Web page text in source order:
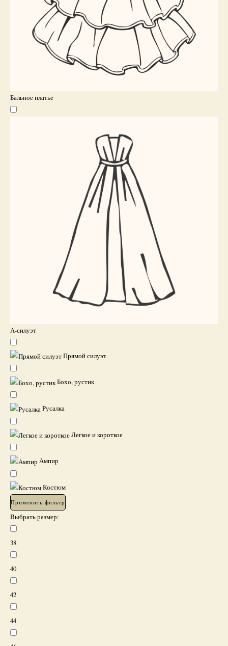
Бальное платье
А-силуэт
Прямой силуэт
Бохо, рустик
Русалка
Легкое и короткое
Ампир
Костюм
Применить фильтр
Выбрать размер:
38
40
42
44